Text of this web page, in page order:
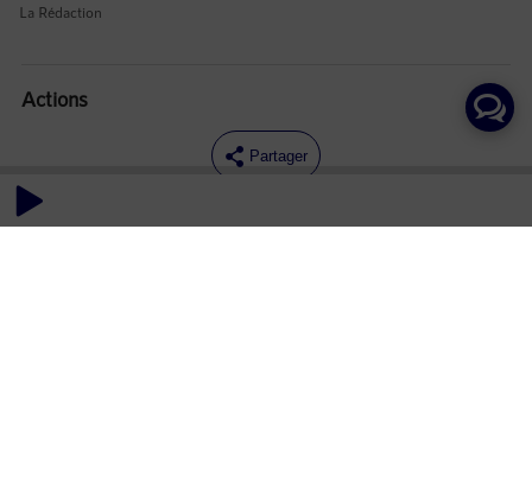
La Rédaction
Actions
Partager
Commentaires